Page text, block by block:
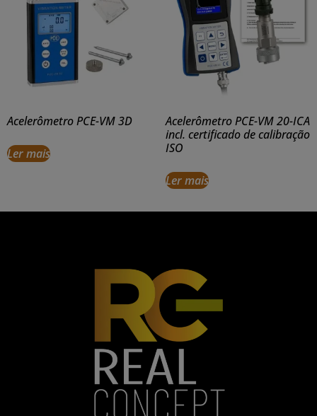
Acelerômetro PCE-VM 3D
Ler mais
Acelerômetro PCE-VM 20-ICA
incl. certificado de calibração
ISO
Ler mais